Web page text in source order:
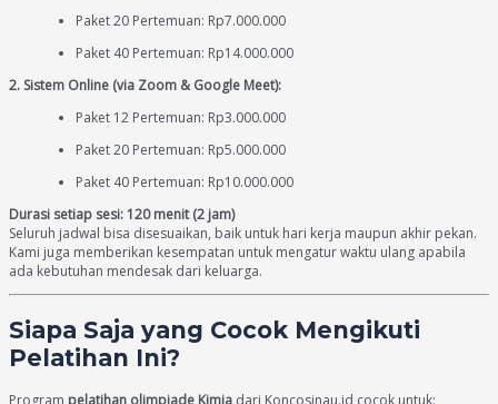
Paket 20 Pertemuan: Rp7.000.000
Paket 40 Pertemuan: Rp14.000.000
2. Sistem Online (via Zoom & Google Meet):
Paket 12 Pertemuan: Rp3.000.000
Paket 20 Pertemuan: Rp5.000.000
Paket 40 Pertemuan: Rp10.000.000
Durasi setiap sesi: 120 menit (2 jam)
Seluruh jadwal bisa disesuaikan, baik untuk hari kerja maupun akhir pekan.
Kami juga memberikan kesempatan untuk mengatur waktu ulang apabila
ada kebutuhan mendesak dari keluarga.
Siapa Saja yang Cocok Mengikuti
Pelatihan Ini?